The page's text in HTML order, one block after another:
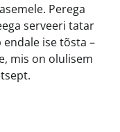
Perega
serveeri tatar
ise tõsta –
mis on olulisem